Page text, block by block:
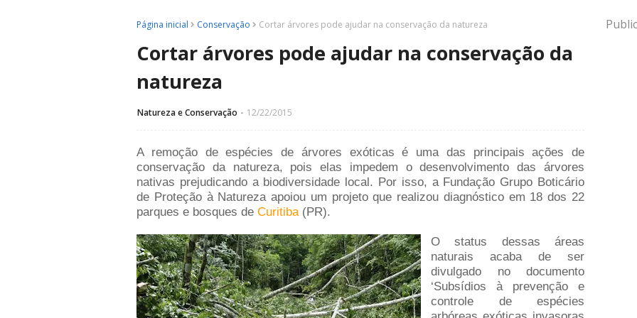
Página inicial Conservação Cortar árvores pode ajudar na conservação da natureza
Cortar árvores pode ajudar na conservação da
natureza
Natureza e Conservação 12/22/2015
A remoção de espécies de árvores exóticas é uma das principais ações de
conservação da natureza, pois elas impedem o desenvolvimento das árvores
nativas prejudicando a biodiversidade local. Por isso, a Fundação Grupo Boticário
de Proteção à Natureza apoiou um projeto que realizou diagnóstico em 18 dos 22
parques e bosques de Curitiba(PR).
O status dessas áreas
naturais acaba de ser
divulgado no documento
‘Subsídios à prevenção e
controle de espécies